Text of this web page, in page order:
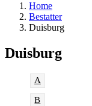
Home
Bestatter
Duisburg
Duisburg
A
B